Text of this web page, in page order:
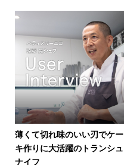
薄くて切れ味のいい刃でケー
キ作りに大活躍のトランシュ
ナイフ